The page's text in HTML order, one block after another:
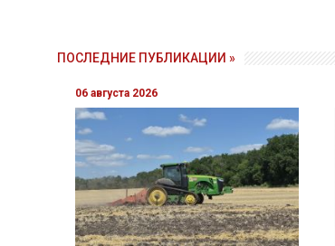
ПОСЛЕДНИЕ ПУБЛИКАЦИИ »
06 августа 2026